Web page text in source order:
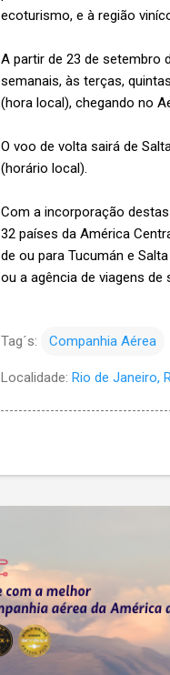
ecoturismo, e à região
A partir de 23 de setembro
semanais, às terças,
(hora local), chegando no
O voo de volta sairá de
(horário local).
Com a incorporação
32 países da América
de ou para Tucumán e
ou a agência de viagens de
Tag´s: Companhia Aérea
Localidade: Rio de Janeiro,